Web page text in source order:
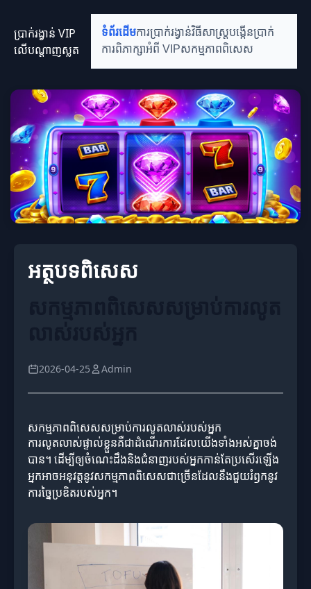
ប្រាក់រង្វាន់ VIP
លើបណ្តាញស្លត
ទំព័រដើមការប្រាក់រង្វាន់វិធីសាស្ត្របង្កើនប្រាក់
ការពិភាក្សាអំពី VIPសកម្មភាពពិសេស
អត្ថបទពិសេស
2026-04-25 Admin
សកម្មភាពពិសេសសម្រាប់ការលូតលាស់របស់អ្នក
ការលូតលាស់ផ្ទាល់ខ្លួនគឺជាដំណើរការដែលយើងទាំងអស់គ្នាចង់
បាន។ ដើម្បីឲ្យចំណេះដឹងនិងជំនាញរបស់អ្នកកាន់តែប្រសើរឡើង
អ្នកអាចអនុវត្តនូវសកម្មភាពពិសេសជាច្រើនដែលនឹងជួយរំឭកនូវ
ការច្នៃប្រឌិតរបស់អ្នក។